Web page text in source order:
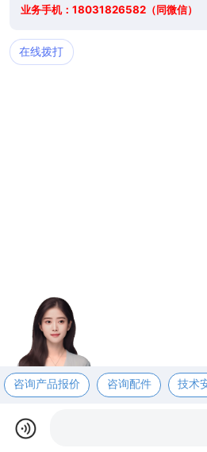
业务手机：18031826582（同微信）
在线拨打
咨询产品报价 咨询配件 技术